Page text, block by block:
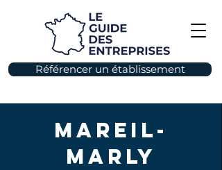
Référencer un établissement
Mareil-
Marly